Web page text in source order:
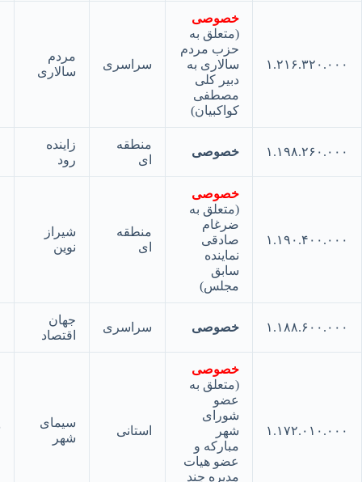
خصوصی
(متعلق به
حزب مردم
سالاری به
دبیر کلی
مصطفی
کواکبیان)
سراسری
سالاری
خصوصی
منطقه
زاینده
خصوصی
(متعلق به
ضرغام
صادقی
نماینده
مجلس)
منطقه
شیراز
خصوصی سراسری
اقتصاد
خصوصی
(متعلق به
شورای
مبارکه و
عضو هیات
مدیره چند
استانی
سیمای